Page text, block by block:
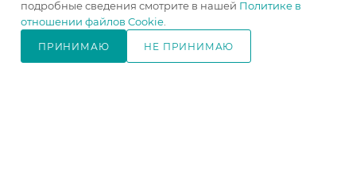
подробные сведения смотрите в нашей Политике в
отношении файлов Cookie
ПРИНИМАЮ НЕ ПРИНИМАЮ